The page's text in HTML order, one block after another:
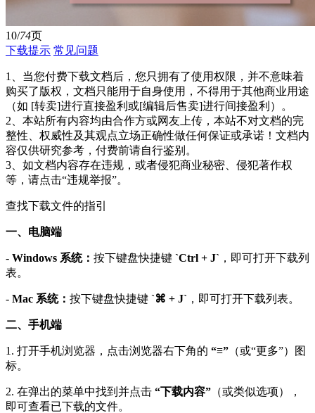
10/74页
下载提示 常见问题
1、当您付费下载文档后，您只拥有了使用权限，并不意味着
购买了版权，文档只能用于自身使用，不得用于其他商业用途
（如 [转卖]进行直接盈利或[编辑后售卖]进行间接盈利）。
2、本站所有内容均由合作方或网友上传，本站不对文档的完
整性、权威性及其观点立场正确性做任何保证或承诺！文档内
容仅供研究参考，付费前请自行鉴别。
3、如文档内容存在违规，或者侵犯商业秘密、侵犯著作权
等，请点击“违规举报”。
查找下载文件的指引
一、电脑端
- Windows 系统： 按下键盘快捷键 `Ctrl + J` ，即可打开下载列
表。
- Mac 系统： 按下键盘快捷键 `⌘ + J` ，即可打开下载列表。
二、手机端
1. 打开手机浏览器，点击浏览器右下角的 “≡” （或“更多”）图
标。
2. 在弹出的菜单中找到并点击 “下载内容” （或类似选项），
即可查看已下载的文件。